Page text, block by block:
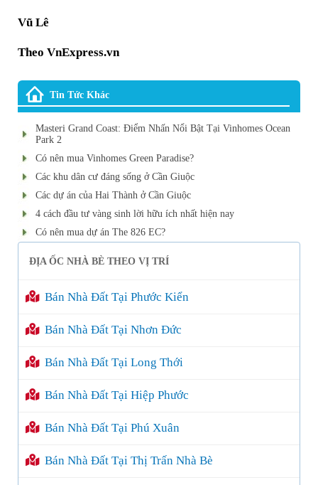
Vũ Lê
Theo VnExpress.vn
Tin Tức Khác
Masteri Grand Coast: Điểm Nhấn Nổi Bật Tại Vinhomes Ocean
Park 2
Có nên mua Vinhomes Green Paradise?
Các khu dân cư đáng sống ở Cần Giuộc
Các dự án của Hai Thành ở Cần Giuộc
4 cách đầu tư vàng sinh lời hữu ích nhất hiện nay
Có nên mua dự án The 826 EC?
ĐỊA ỐC NHÀ BÈ THEO VỊ TRÍ
Bán Nhà Đất Tại Phước Kiển
Bán Nhà Đất Tại Nhơn Đức
Bán Nhà Đất Tại Long Thới
Bán Nhà Đất Tại Hiệp Phước
Bán Nhà Đất Tại Phú Xuân
Bán Nhà Đất Tại Thị Trấn Nhà Bè